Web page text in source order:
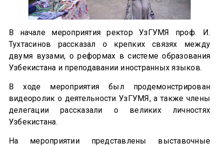
В начале мероприятия ректор УзГУМЯ проф. И.
Тухтасинов рассказал о крепких связях между
двумя вузами, о реформах в системе образования
Узбекистана и преподавании иностранных языков.
В ходе мероприятия был продемонстрирован
видеоролик о деятельности УзГУМЯ, а также члены
делегации рассказали о великих личностях
Узбекистана.
На мероприятии представлены выставочные